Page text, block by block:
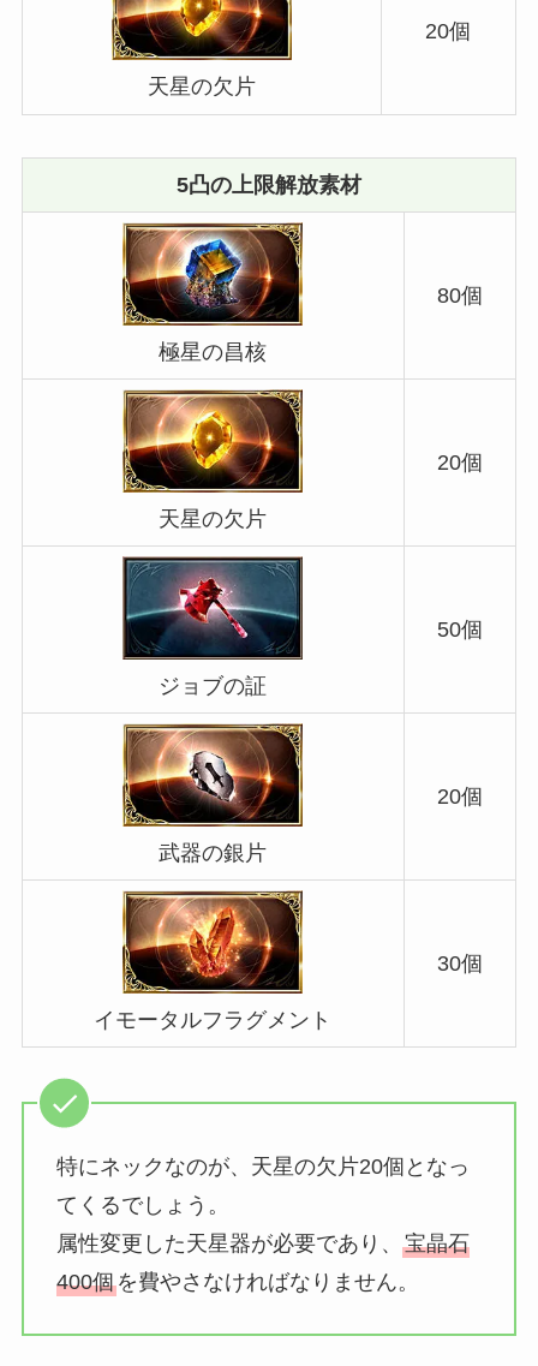
天星の欠片
20個
5凸の上限解放素材
極星の昌核
80個
天星の欠片
20個
ジョブの証
50個
武器の銀片
20個
イモータルフラグメント
30個
特にネックなのが、天星の欠片20個となっ
てくるでしょう。
属性変更した天星器が必要であり、 宝晶石
400個を費やさなければなりません。